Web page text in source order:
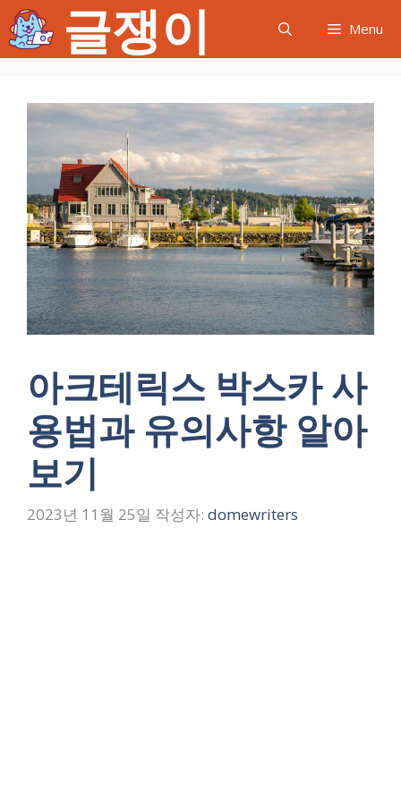
텐
츠
글쟁이 Menu
아크테릭스 박스카 사
용법과 유의사항 알아
보기
2023년 11월 25일 작성자: domewriters